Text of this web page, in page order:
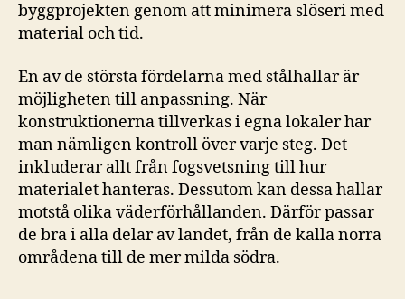
byggprojekten genom att minimera slöseri med
material och tid.
En av de största fördelarna med stålhallar är
möjligheten till anpassning. När
konstruktionerna tillverkas i egna lokaler har
man nämligen kontroll över varje steg. Det
inkluderar allt från fogsvetsning till hur
materialet hanteras. Dessutom kan dessa hallar
motstå olika väderförhållanden. Därför passar
de bra i alla delar av landet, från de kalla norra
områdena till de mer milda södra.